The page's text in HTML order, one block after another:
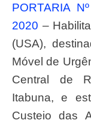
PORTARIA Nº 415, DE 20 DE MARÇO DE
2020 –
(USA),
Móvel de
Central de
Itabuna, e
Custeio das